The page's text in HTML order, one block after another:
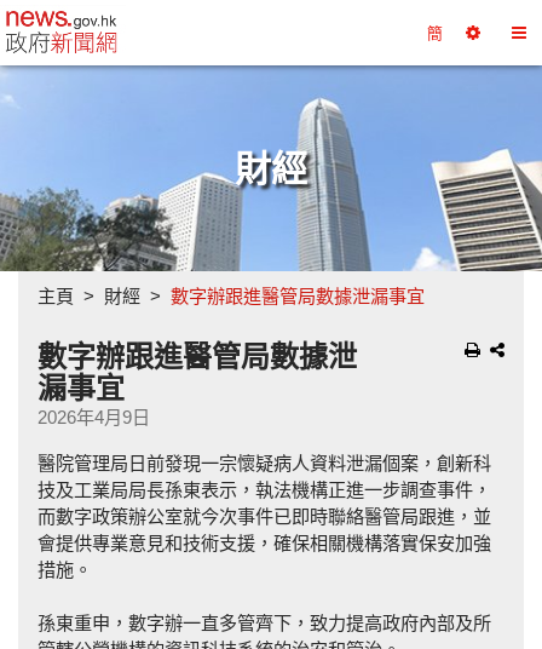
政府新聞網主頁 簡
擇
換
財經
主頁 財經 數字辦跟進醫管局數據泄漏事宜
數字辦跟進醫管局數據泄
漏事宜
2026年4月9日
醫院管理局日前發現一宗懷疑病人資料泄漏個案，創新科
技及工業局局長孫東表示，執法機構正進一步調查事件，
而數字政策辦公室就今次事件已即時聯絡醫管局跟進，並
會提供專業意見和技術支援，確保相關機構落實保安加強
措施。
孫東重申，數字辦一直多管齊下，致力提高政府內部及所